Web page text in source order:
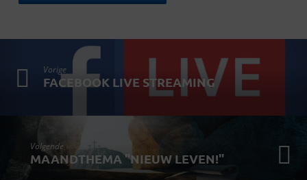
Vorige
FACEBOOK LIVE STREAMING
Volgende
MAANDTHEMA "NIEUW LEVEN!"